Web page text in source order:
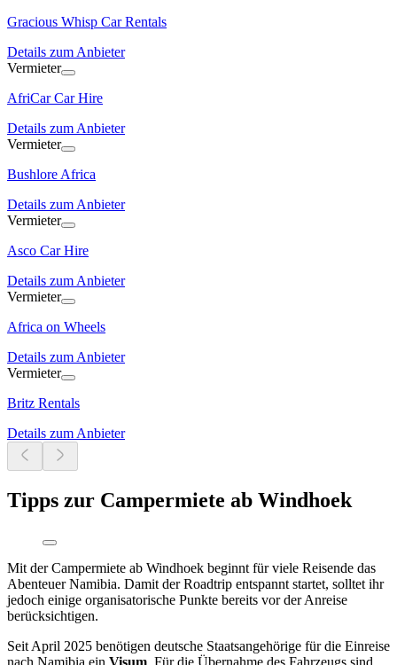
Gracious Whisp Car Rentals
Details zum Anbieter
Vermieter
AfriCar Car Hire
Details zum Anbieter
Vermieter
Bushlore Africa
Details zum Anbieter
Vermieter
Asco Car Hire
Details zum Anbieter
Vermieter
Africa on Wheels
Details zum Anbieter
Vermieter
Britz Rentals
Details zum Anbieter
Tipps zur Campermiete ab Windhoek
Mit der Campermiete ab Windhoek beginnt für viele Reisende das
Abenteuer Namibia. Damit der Roadtrip entspannt startet, solltet ihr
jedoch einige organisatorische Punkte bereits vor der Anreise
berücksichtigen.
Seit April 2025 benötigen deutsche Staatsangehörige für die Einreise
nach Namibia ein Visum. Für die Übernahme des Fahrzeugs sind